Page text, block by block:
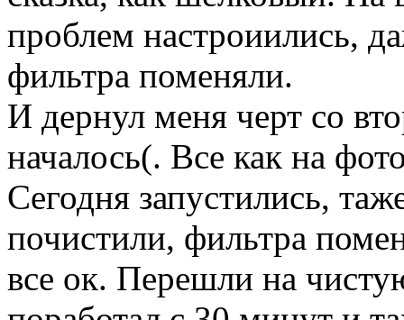
проблем настроиились,
фильтра поменяли.
И дернул меня черт со
началось(. Все как на
Сегодня запустились,
почистили, фильтра
все ок. Перешли на